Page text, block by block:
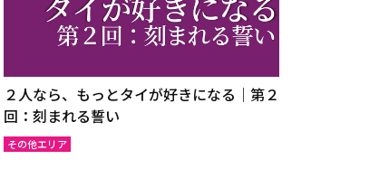
２人なら、もっとタイが好きになる｜第２
回：刻まれる誓い
その他エリア